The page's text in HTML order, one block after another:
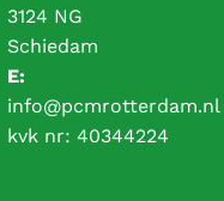
3124 NG
Schiedam
E:
info@pcmrotterdam.nl
kvk nr: 40344224